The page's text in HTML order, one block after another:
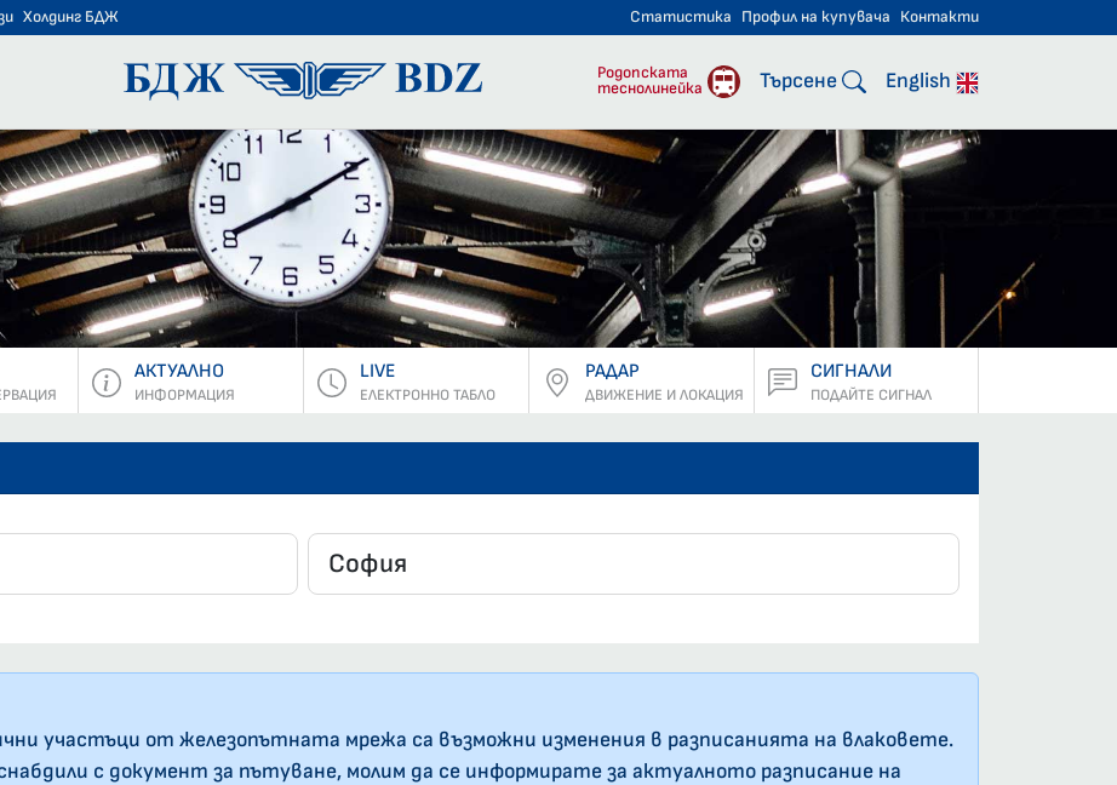
Холдинг БДЖ Статистика Профил на купувача Контакти
БДЖ - Пътнически превози
Родопската
теснолинейка
Търсене English
АКТУАЛНО
ИНФОРМАЦИЯ
LIVE
ЕЛЕКТРОННО ТАБЛО
РАДАР
ДВИЖЕНИЕ И ЛОКАЦИЯ
СИГНАЛИ
ПОДАЙТЕ СИГНАЛ
участъци от железопътната мрежа са възможни изменения в разписанията на влаковете.
с документ за пътуване, молим да се информирате за актуалното разписание на